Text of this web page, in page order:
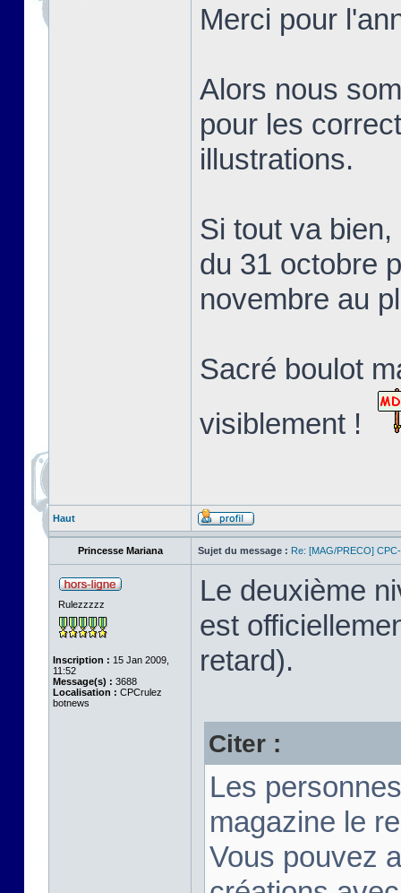
Merci pour
Alors nous
pour les
illustrations.
Si tout va
du 31 octobre
novembre au
Sacré boulot
visiblement !
Haut
Princesse Mariana Sujet du message : Re: [MAG/PRECO]
Rulezzzzz
Inscription : 15 Jan 2009,
11:52
Message(s) : 3688
Localisation : CPCrulez
botnews
Le deuxième
est
retard).
Citer :
Les
magazine le
Vous pouvez